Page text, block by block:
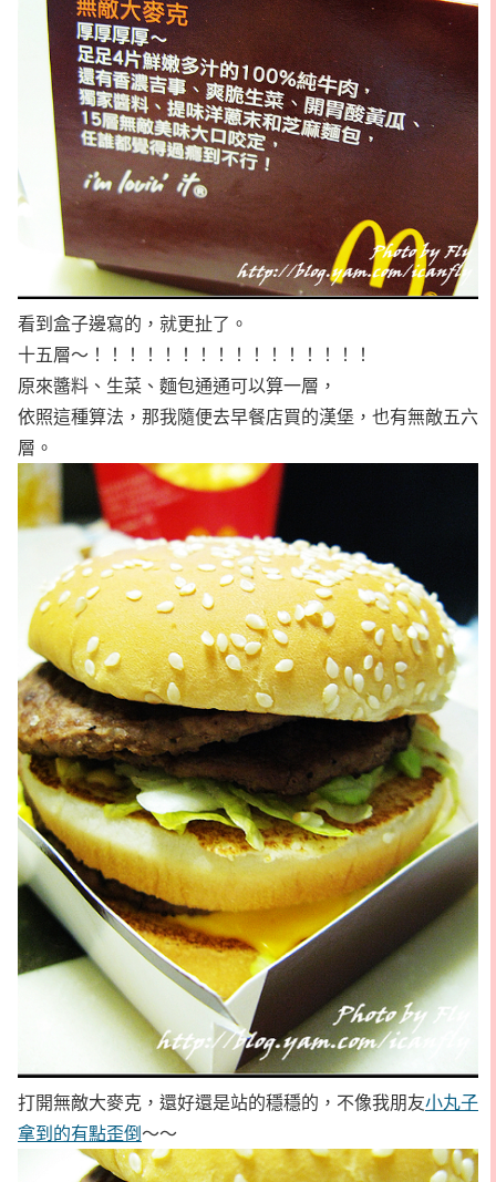
看到盒子邊寫的，就更扯了。
十五層～！！！！！！！！！！！！！！！！
原來醬料、生菜、麵包通通可以算一層，
依照這種算法，那我隨便去早餐店買的漢堡，也有無敵五六
層。
打開無敵大麥克，還好還是站的穩穩的，不像我朋友小丸子
拿到的有點歪倒～～